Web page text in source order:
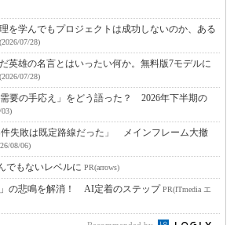
を学んでもプロジェクトは成功しないのか、ある
(2026/07/28)
英雄の名言とはいったい何か。無料版7モデルに
(2026/07/28)
要の手応え」をどう語った？ 2026年下半期の
03)
件失敗は既定路線だった」 メインフレーム大撤
08/06)
でもないレベルに PR(arrows)
」の悲鳴を解消！ AI定着のステップPR(ITmedia エ